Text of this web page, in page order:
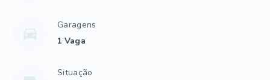
Garagens
1 Vaga
Situação